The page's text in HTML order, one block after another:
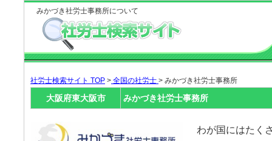
みかづき社労士事務所について
社労士検索サイト TOP > 全国の社労士 > みかづき社労士事務所
大阪府東大阪市 みかづき社労士事務所
わが国にはたく